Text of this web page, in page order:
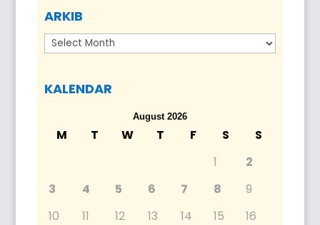
ARKIB
Arkib
KALENDAR
August 2026
M T W T F S
S
1
2
3
4 5 6 7 8
9
10
11 12 13 14 15
16